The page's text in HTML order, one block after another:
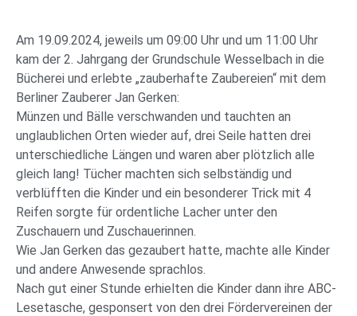
Am 19.09.2024, jeweils um 09:00 Uhr und um 11:00 Uhr
kam der 2. Jahrgang der Grundschule Wesselbach in die
Bücherei und erlebte „zauberhafte Zaubereien“ mit dem
Berliner Zauberer Jan Gerken:
Münzen und Bälle verschwanden und tauchten an
unglaublichen Orten wieder auf, drei Seile hatten drei
unterschiedliche Längen und waren aber plötzlich alle
gleich lang! Tücher machten sich selbständig und
verblüfften die Kinder und ein besonderer Trick mit 4
Reifen sorgte für ordentliche Lacher unter den
Zuschauern und Zuschauerinnen.
Wie Jan Gerken das gezaubert hatte, machte alle Kinder
und andere Anwesende sprachlos.
Nach gut einer Stunde erhielten die Kinder dann ihre ABC-
Lesetasche, gesponsert von den drei Fördervereinen der